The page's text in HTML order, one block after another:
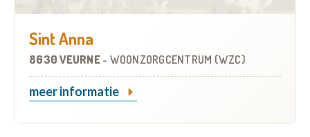
Sint Anna
8630 VEURNE - WOONZORGCENTRUM (WZC)
meer informatie